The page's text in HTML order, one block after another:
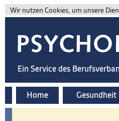
Wir nutzen Cookies, um unsere
Ein Service des
Home